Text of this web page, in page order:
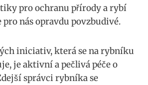
pro ochranu přírody a rybí
pro nás opravdu povzbudivé.
iniciativ, která se na rybníku
je aktivní a pečlivá péče o
správci rybníka se